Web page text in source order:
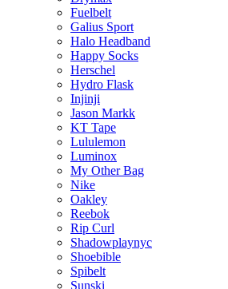
Fuelbelt
Galius Sport
Halo Headband
Happy Socks
Herschel
Hydro Flask
Injinji
Jason Markk
KT Tape
Lululemon
Luminox
My Other Bag
Nike
Oakley
Reebok
Rip Curl
Shadowplaynyc
Shoebible
Spibelt
Sunski